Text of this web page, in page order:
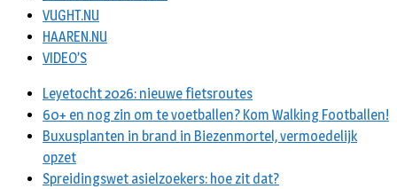
VUGHT.NU
HAAREN.NU
VIDEO’S
Leyetocht 2026: nieuwe fietsroutes
60+ en nog zin om te voetballen? Kom Walking Footballen!
Buxusplanten in brand in Biezenmortel, vermoedelijk
opzet
Spreidingswet asielzoekers: hoe zit dat?